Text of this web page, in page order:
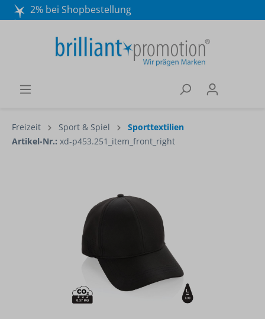
2% bei Shopbestellung
Wir beraten Sie gerne:
040 / 570 18 25 70
Freizeit Sport & Spiel
Sporttextilien
Artikel-Nr.: xd-p453.251_item_front_right